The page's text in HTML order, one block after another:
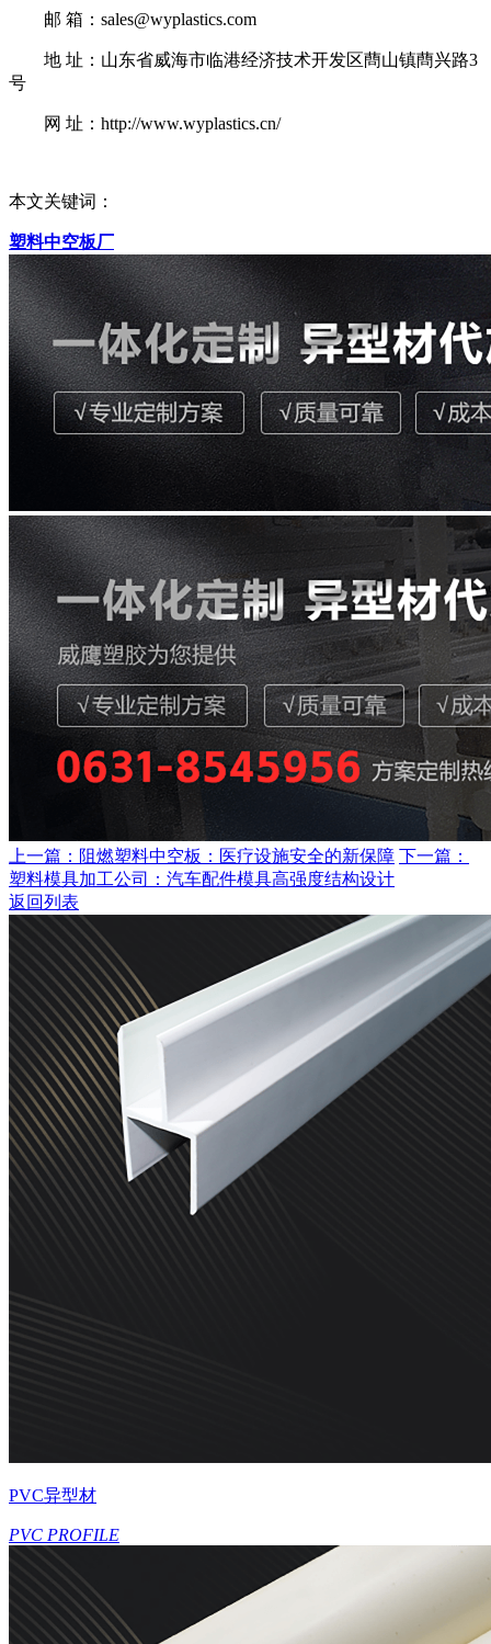
邮 箱：sales@wyplastics.com
地 址：山东省威海市临港经济技术开发区蔄山镇蔄兴路3
号
网 址：http://www.wyplastics.cn/
本文关键词：
塑料中空板厂
上一篇：阻燃塑料中空板：医疗设施安全的新保障 下一篇：
塑料模具加工公司：汽车配件模具高强度结构设计
返回列表
PVC异型材
PVC PROFILE